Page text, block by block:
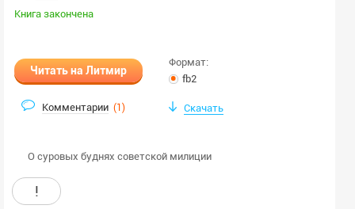
Книга закончена
Читать на Литмир
Комментарии (1)
Формат:
fb2
Скачать
О суровых буднях советской милиции
!